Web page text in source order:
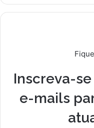
Inscreva-
e-mails